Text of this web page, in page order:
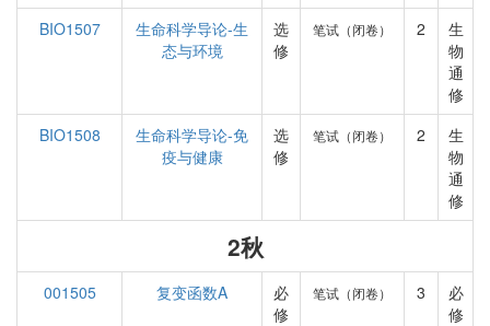
BIO1507
生命科学导论-生
态与环境
选
修
笔试（闭卷） 2
生
物
通
修
BIO1508
生命科学导论-免
疫与健康
选
修
笔试（闭卷） 2
生
物
通
修
2秋
001505 复变函数A
必
修
笔试（闭卷） 3
必
修